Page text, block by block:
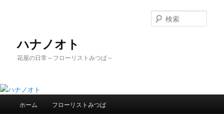
ハナノオト
花屋の日常～フローリストみつば～
索
メ
サ
ホーム フローリストみつば